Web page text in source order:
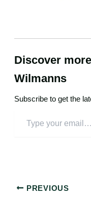
Discover
Wilmanns
Subscribe to get the
PREVIOUS